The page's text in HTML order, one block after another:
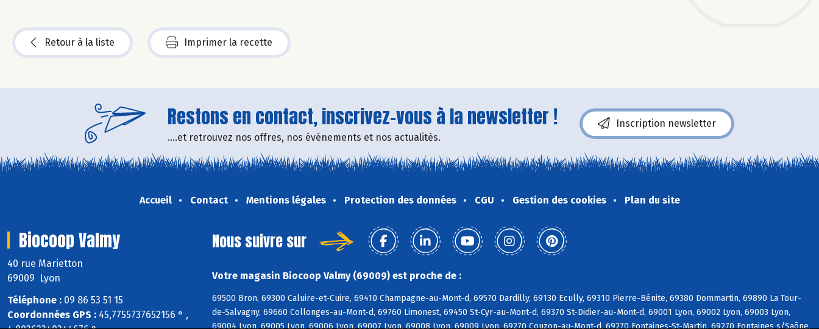
Retour à la liste Imprimer la recette
Restons en contact, inscrivez-vous à la newsletter !
....et retrouvez nos offres, nos événements et nos actualités.
Inscription newsletter
Accueil Contact Mentions légales Protection des données CGU Gestion des cookies Plan du site
Biocoop Valmy
40 rue Marietton
69009 Lyon
Téléphone : 09 86 53 51 15
Coordonnées GPS : 45,7755737652156 ° ,
Nous suivre sur
Votre magasin Biocoop Valmy (69009) est proche de :
69500 Bron, 69300 Caluire-et-Cuire, 69410 Champagne-au-Mont-d, 69570 Dardilly, 69130 Ecully, 69310 Pierre-Bénite, 69380 Dommartin, 69890 La Tour-
de-Salvagny, 69660 Collonges-au-Mont-d, 69760 Limonest, 69450 St-Cyr-au-Mont-d, 69370 St-Didier-au-Mont-d, 69001 Lyon, 69002 Lyon, 69003 Lyon,
69004 Lyon, 69005 Lyon, 69006 Lyon, 69007 Lyon, 69008 Lyon, 69009 Lyon, 69270 Couzon-au-Mont-d, 69270 Fontaines-St-Martin, 69270 Fontaines s/Saône,